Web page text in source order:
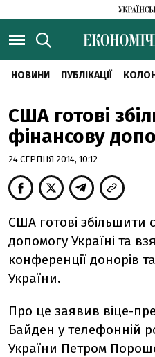
НОВИНИ ПУБЛІКАЦІЇ
США готові
фінансову
24 СЕРПНЯ 2014, 10:12
США готові збільшити
допомогу Україні та
конференції донорів
України.
Про це заявив віце-
Байден у телефонній
України Петром